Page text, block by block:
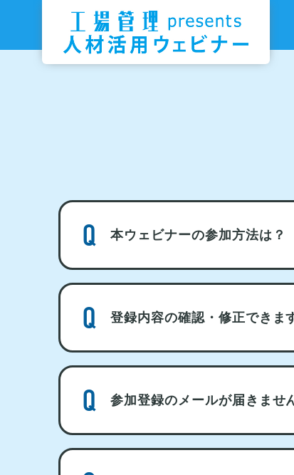
本ウェビナーの参加方法は？
登録内容の確認・修正できま
参加登録のメールが届きませ